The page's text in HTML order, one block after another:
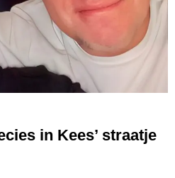
in Kees’ straatje